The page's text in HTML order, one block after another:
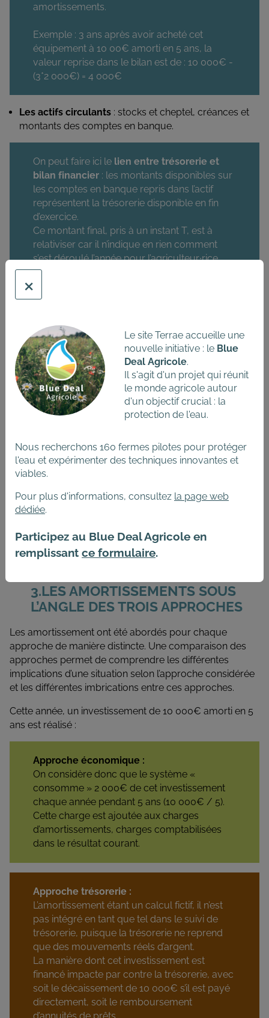
amortissements.
Exemple : 3 ans après avoir acheté cet
équipement à 10 00€ amorti en 5 ans, la
valeur reprise dans le bilan est de : 10 000€ -
(3*2 000€) = 4 000€
Les actifs circulants : stocks et cheptel, créances et
montants des comptes en banque.
On peut faire ici le lien entre trésorerie et
bilan financier: les montants disponibles sur
les comptes en banque repris dans l’actif
représentent la trésorerie disponible en fin
d’exercice.
Ce montant final, pris à un instant T, est à
relativiser car il n’indique en rien comment
s’est déroulé l’année pour l’agriculteur∙rice.
LE PASSIF
Le passif réparti les sources de financements en
fonction de leur origine avec :
les capitaux propres : les fonds propres et le résultat
de l’exercice (résultat courant – prélèvements privés).
Les dettes : les emprunts à long, moyen et court
terme, ainsi que les dettes fournisseurs. La distinction
entre le type de dettes est importante, car les intérêts
pas la même charge financière.
résultat et bilan financier: du côté du passif,
le bilan financier reprend le résultat courant
enlève les prélèvements privés (ou
rémunération).
LES AMORTISSEMENTS SOUS
L’ANGLE DES TROIS APPROCHES
Les amortissement ont été abordés pour chaque
approche de manière distincte. Une comparaison des
approches permet de comprendre les différentes
implications d’une situation selon l’approche considérée
et les différentes imbrications entre ces approches.
Cette année, un investissement de 10 000€ amorti en 5
ans est réalisé :
Approche économique :
On considère donc que le système «
consomme » 2 000€ de cet investissement
chaque année pendant 5 ans (10 000€ / 5).
Cette charge est ajoutée aux charges
d’amortissements, charges comptabilisées
dans le résultat courant.
Approche trésorerie :
L’amortissement étant un calcul fictif, il n’est
pas intégré en tant que tel dans le suivi de
trésorerie, puisque la trésorerie ne reprend
que des mouvements réels d’argent.
La manière dont cet investissement est
financé impacte par contre la trésorerie, avec
soit le décaissement de 10 000€ s’il est payé
directement, soit le remboursement
×
Le site Terrae accueille une
nouvelle initiative : le Blue
Deal Agricole.
Il s'agit d'un projet qui réunit
le monde agricole autour
d'un objectif crucial : la
protection de l'eau.
Nous recherchons 160 fermes pilotes pour protéger
l'eau et expérimenter des techniques innovantes et
viables.
Pour plus d'informations, consultez la page web
dédiée.
Participez au Blue Deal Agricole en
remplissant ce formulaire.